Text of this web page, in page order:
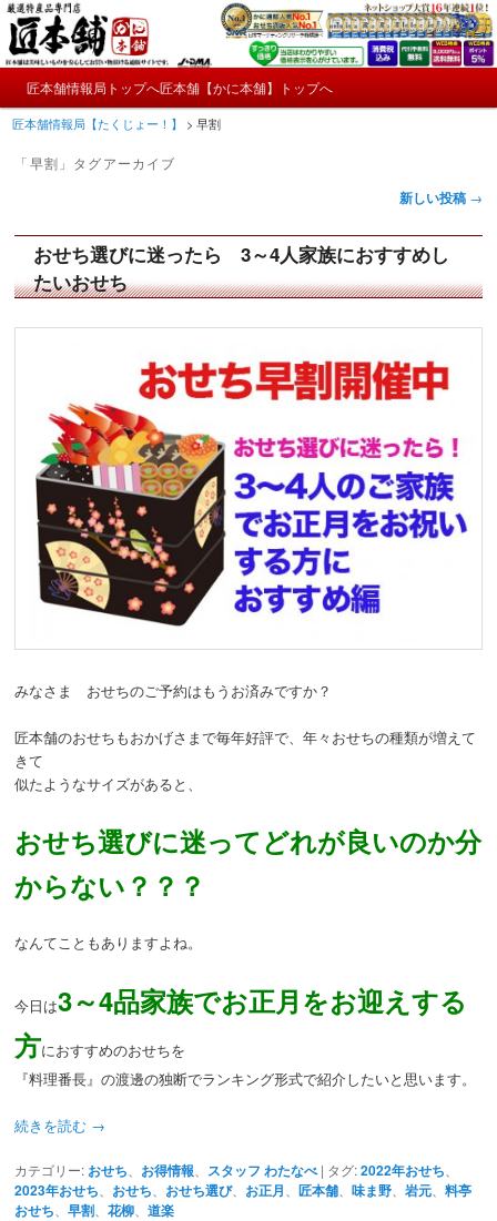
メ
イ
ン
ン
テ
サ
ブ
コ
テ
ン
匠本舗情報局【たくじょー！】
かにやおせちについてのおもしろ情報や興味深い記事をお届けします。
ン
メ
イ
ン
ン
テ
移
動
サ
ブ
コ
テ
ン
動
匠本舗情報局トップへ匠本舗【かに本舗】トップへ
匠本舗情報局【たくじょー！】 >早割
「早割 」タグアーカイブ
ナ
ゲ
シ
新しい投稿 →
おせち選びに迷ったら 3～4人家族におすすめし
たいおせち
みなさま おせちのご予約はもうお済みですか？
匠本舗のおせちもおかげさまで毎年好評で、年々おせちの種類が増えて
きて
似たようなサイズがあると、
おせち選びに迷ってどれが良いのか分
からない？？？
なんてこともありますよね。
今日は3～4品家族でお正月をお迎えする
方におすすめのおせちを
『料理番長』の渡邊の独断でランキング形式で紹介したいと思います。
続きを読む →
カテゴリー: おせち お得情報 スタッフ わたなべ | タグ: 2022年おせち
2023年おせち おせち おせち選び、 お正月 、匠本舗 、味ま野 、岩元 、料亭
おせち 、早割 、花柳 、道楽